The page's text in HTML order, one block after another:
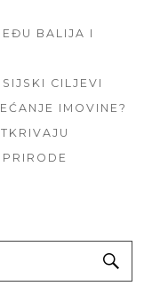
BALIJA I
CILJEVI
IMOVINE?